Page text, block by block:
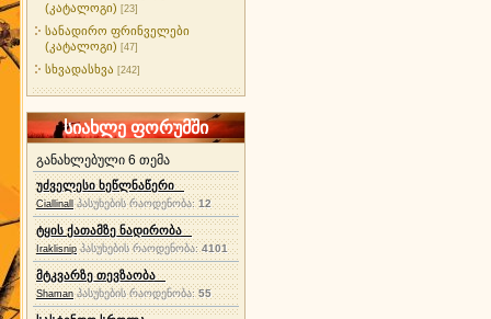
(კატალოგი) [23]
სანადირო ფრინველები
(კატალოგი) [47]
სხვადასხვა [242]
სიახლე ფორუმში
განახლებული 6 თემა
უძველესი ხეწლნაწერი
Ciallinall პასუხების რაოდენობა:12
ტყის ქათამზე ნადირობა
Iraklisnip პასუხების რაოდენობა: 4101
მტკვარზე თევზაობა
Shaman პასუხების რაოდენობა:55